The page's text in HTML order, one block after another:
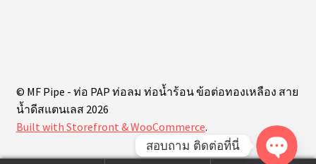
© MF Pipe - ท่อ PAP ท่อลม ท่อน้ำร้อน ข้อต่อทองเหลือง สาย
น้ำดีสแตนเลส 2026
Built with Storefront & WooCommerce.
สอบถาม ติดต่อที่นี่